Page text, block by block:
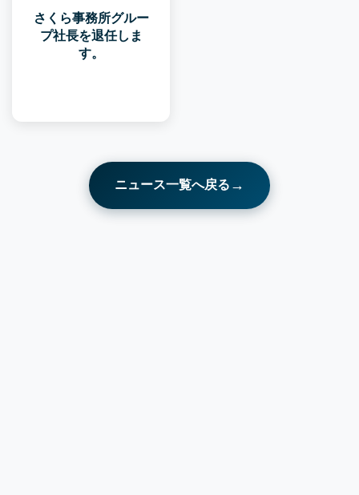
さくら事務所グルー
プ社長を退任しま
す。
ニュース一覧へ戻る →